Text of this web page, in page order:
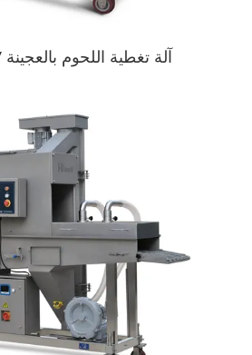
آلة تغطية اللحوم بالعجينة SJJ600-IV